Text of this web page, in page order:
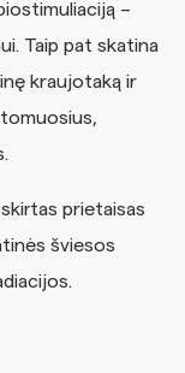
–
Taip pat skatina
kraujotaką ir
prietaisas
šviesos